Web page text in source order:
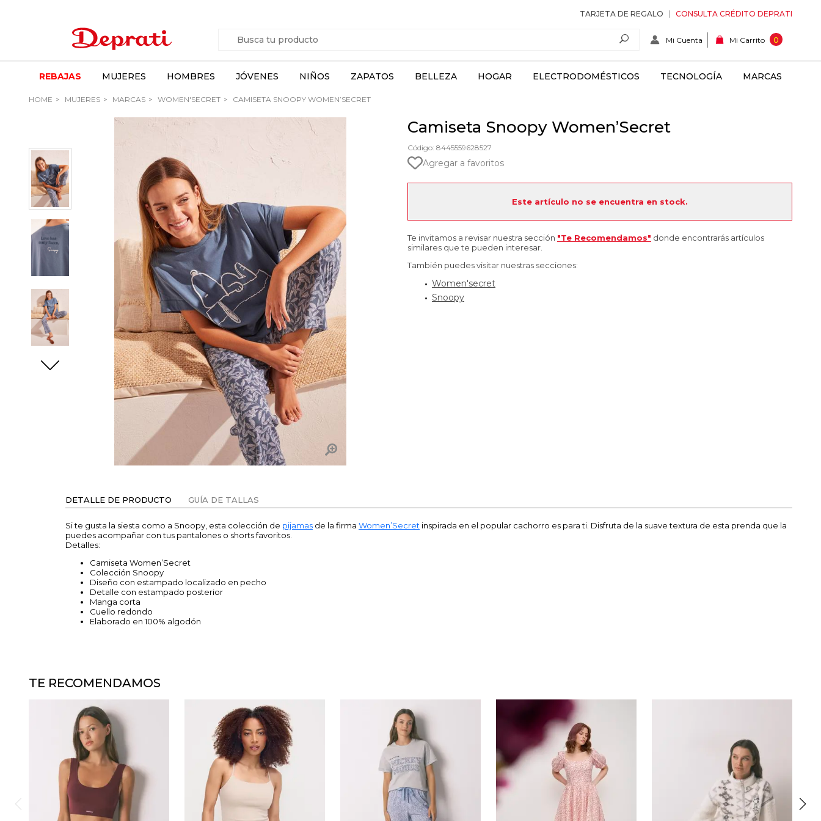
TARJETA DE REGALO CONSULTA CRÉDITO DEPRATI
Mi Cuenta Mi Carrito 0
REBAJAS MUJERES HOMBRES JÓVENES NIÑOS ZAPATOS BELLEZA HOGAR ELECTRODOMÉSTICOS TECNOLOGÍA MARCAS
HOME MUJERES MARCAS WOMEN'SECRET CAMISETA SNOOPY WOMEN’SECRET
Camiseta Snoopy Women’Secret
Código: 8445559628527
Agregar a favoritos
Este artículo no se encuentra en stock.
Te invitamos a revisar nuestra sección "Te Recomendamos" donde encontrarás artículos
similares que te pueden interesar.
También puedes visitar nuestras secciones:
Women'secret
Snoopy
DETALLE DE PRODUCTO GUÍA DE TALLAS
Si te gusta la siesta como a Snoopy, esta colección de pijamas de la firma Women’Secret inspirada en el popular cachorro es para ti. Disfruta de la suave textura de esta prenda que la
puedes acompañar con tus pantalones o shorts favoritos.
Detalles:
Camiseta Women’Secret
Colección Snoopy
Diseño con estampado localizado en pecho
Detalle con estampado posterior
Manga corta
Cuello redondo
Elaborado en 100% algodón
TE RECOMENDAMOS